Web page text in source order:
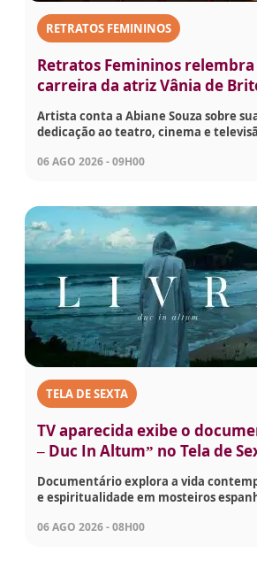
RETRATOS FEMININOS
Retratos Femininos relembra
carreira da atriz Vânia de
Artista conta a Abiane Souza sobre
dedicação ao teatro, cinema e
06 AGO 2026 - 09H00
TELA DE SEXTA
TV aparecida exibe o
– Duc In Altum” no Tela de
Documentário explora a vida
e espiritualidade em mosteiros
06 AGO 2026 - 08H00